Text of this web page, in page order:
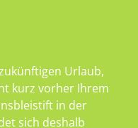
Urlaub,
kurz vorher Ihrem
in der
sich deshalb